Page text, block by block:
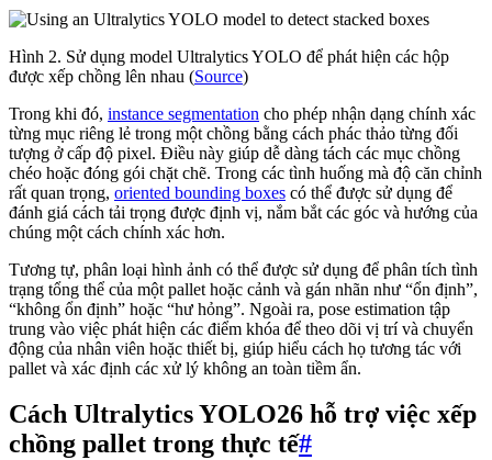
Hình 2. Sử dụng model Ultralytics YOLO để phát hiện các hộp
được xếp chồng lên nhau (Source)
Trong khi đó, instance segmentation cho phép nhận dạng chính xác
từng mục riêng lẻ trong một chồng bằng cách phác thảo từng đối
tượng ở cấp độ pixel. Điều này giúp dễ dàng tách các mục chồng
chéo hoặc đóng gói chặt chẽ. Trong các tình huống mà độ căn chỉnh
rất quan trọng, oriented bounding boxes có thể được sử dụng để
đánh giá cách tải trọng được định vị, nắm bắt các góc và hướng của
chúng một cách chính xác hơn.
Tương tự, phân loại hình ảnh có thể được sử dụng để phân tích tình
trạng tổng thể của một pallet hoặc cảnh và gán nhãn như “ổn định”,
“không ổn định” hoặc “hư hỏng”. Ngoài ra, pose estimation tập
trung vào việc phát hiện các điểm khóa để theo dõi vị trí và chuyển
động của nhân viên hoặc thiết bị, giúp hiểu cách họ tương tác với
pallet và xác định các xử lý không an toàn tiềm ẩn.
Cách Ultralytics YOLO26 hỗ trợ việc xếp
chồng pallet trong thực tế#